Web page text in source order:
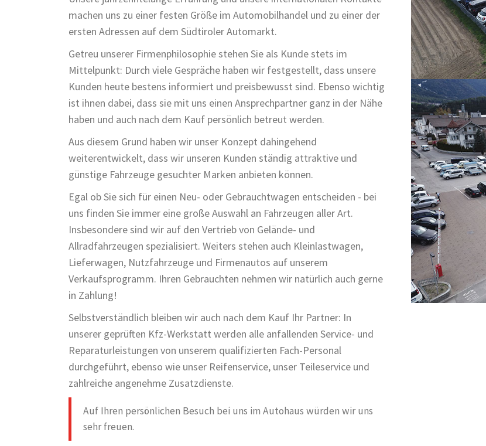
machen uns zu einer festen Größe im Automobilhandel und zu einer der
ersten Adressen auf dem Südtiroler Automarkt.
Getreu unserer Firmenphilosophie stehen Sie als Kunde stets im
Mittelpunkt: Durch viele Gespräche haben wir festgestellt, dass unsere
Kunden heute bestens informiert und preisbewusst sind. Ebenso wichtig
ist ihnen dabei, dass sie mit uns einen Ansprechpartner ganz in der Nähe
haben und auch nach dem Kauf persönlich betreut werden.
Aus diesem Grund haben wir unser Konzept dahingehend
weiterentwickelt, dass wir unseren Kunden ständig attraktive und
günstige Fahrzeuge gesuchter Marken anbieten können.
Egal ob Sie sich für einen Neu- oder Gebrauchtwagen entscheiden - bei
uns finden Sie immer eine große Auswahl an Fahrzeugen aller Art.
Insbesondere sind wir auf den Vertrieb von Gelände- und
Allradfahrzeugen spezialisiert. Weiters stehen auch Kleinlastwagen,
Lieferwagen, Nutzfahrzeuge und Firmenautos auf unserem
Verkaufsprogramm. Ihren Gebrauchten nehmen wir natürlich auch gerne
in Zahlung!
Selbstverständlich bleiben wir auch nach dem Kauf Ihr Partner: In
unserer geprüften Kfz-Werkstatt werden alle anfallenden Service- und
Reparaturleistungen von unserem qualifizierten Fach-Personal
durchgeführt, ebenso wie unser Reifenservice, unser Teileservice und
zahlreiche angenehme Zusatzdienste.
Auf Ihren persönlichen Besuch bei uns im Autohaus würden wir uns
sehr freuen.